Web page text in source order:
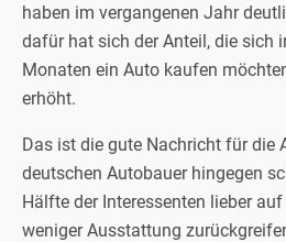
haben im vergangenen Jahr
dafür hat sich der Anteil, die sich
Monaten ein Auto kaufen
erhöht.
Das ist die gute Nachricht für die
deutschen Autobauer hingegen
Hälfte der Interessenten lieber
weniger Ausstattung